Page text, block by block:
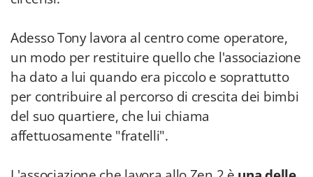
Adesso Tony lavora al centro come operatore,
un modo per restituire quello che l'associazione
ha dato a lui quando era piccolo e soprattutto
per contribuire al percorso di crescita dei bimbi
del suo quartiere, che lui chiama
affettuosamente "fratelli".